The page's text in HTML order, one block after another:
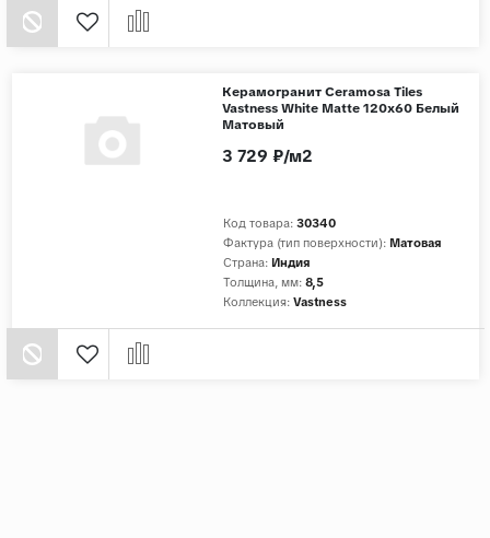
Керамогранит Ceramosa Tiles
Vastness White Matte 120x60 Белый
Матовый
Код товара: 30340
Фактура (тип поверхности): Матовая
Страна: Индия
Толщина, мм: 8,5
Коллекция: Vastness
3 729 ₽/м2